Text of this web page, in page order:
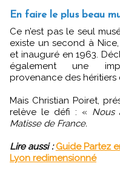
En faire le plus beau
Ce n’est pas le seul musée Matisse en France, puisqu’il en
existe un second à
et inauguré en 1963.
également une
provenance des héritiers
Mais Christian Poiret,
relève le défi : « Nous
Matisse de France.
Lire aussi : Guide Partez
Lyon redimensionné